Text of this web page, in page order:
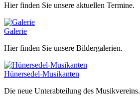
Hier finden Sie unsere aktuellen Termine.
Galerie
Hier finden Sie unsere Bildergalerien.
Hünersedel-Musikanten
Die neue Unterabteilung des Musikvereins.